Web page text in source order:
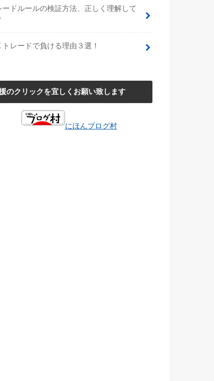
ードルールの検証方法、正しく理解して
トレードで負ける理由３選！
のクリックを宜しくお願い致します
にほんブログ村